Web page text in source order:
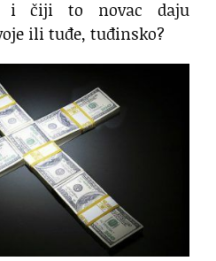
i čiji to novac daju
ili tuđe, tuđinsko?